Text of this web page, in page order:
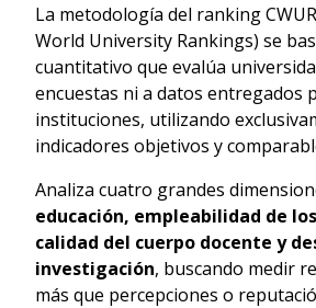
La metodología del ranking
World University Rankings) se
cuantitativo que evalúa
encuestas ni a datos entregados
instituciones, utilizando
indicadores objetivos y
Analiza cuatro grandes
educación, empleabilidad de
calidad del cuerpo docente y
investigación, buscando medir
más que percepciones o